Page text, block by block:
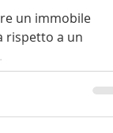
un immobile